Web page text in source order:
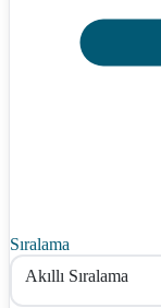
Sıralama
Akıllı Sıralama